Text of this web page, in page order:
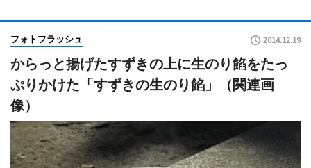
フォトフラッシュ 2014.12.19
からっと揚げたすずきの上に生のり餡をたっ
ぷりかけた「すずきの生のり餡」（関連画
像）